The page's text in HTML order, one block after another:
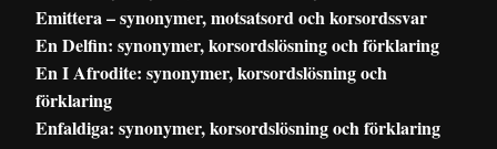
Emittera – synonymer, motsatsord och korsordssvar
En Delfin: synonymer, korsordslösning och förklaring
En I Afrodite: synonymer, korsordslösning och
förklaring
Enfaldiga: synonymer, korsordslösning och förklaring